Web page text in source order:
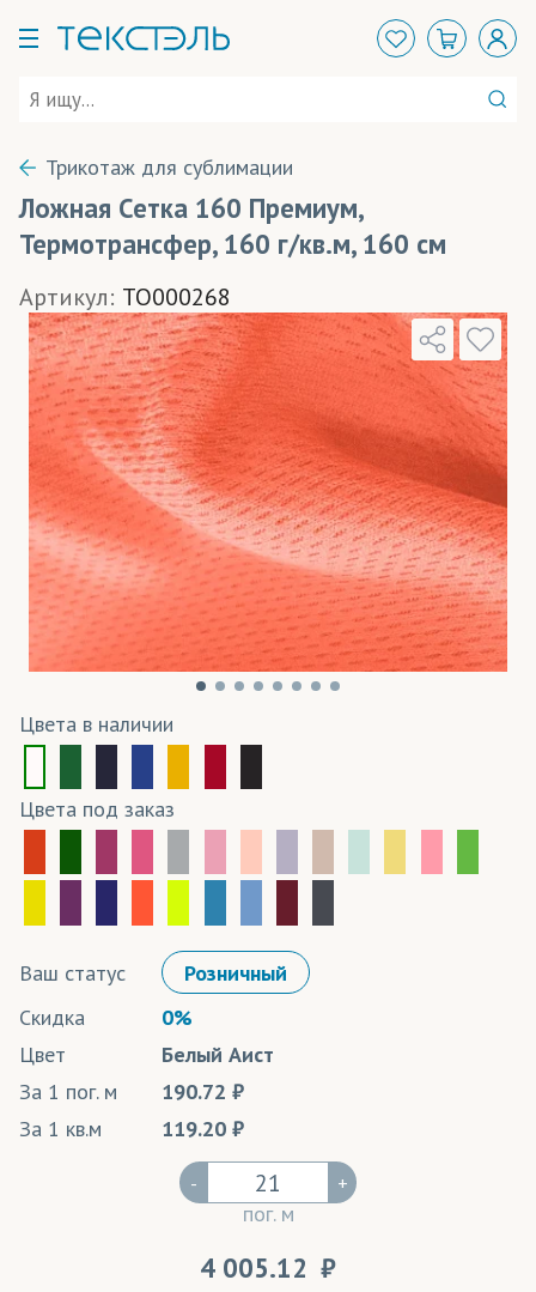
Трикотаж для сублимации
Ложная Сетка 160 Премиум,
Термотрансфер, 160 г/кв.м, 160 см
Артикул: TO000268
Цвета в наличии
Цвета под заказ
Ваш статус
Розничный
Скидка
0%
Цвет
Белый Аист
За 1 пог. м
190.72
За 1 кв.м
119.20
-
пог. м
+
4 005.12